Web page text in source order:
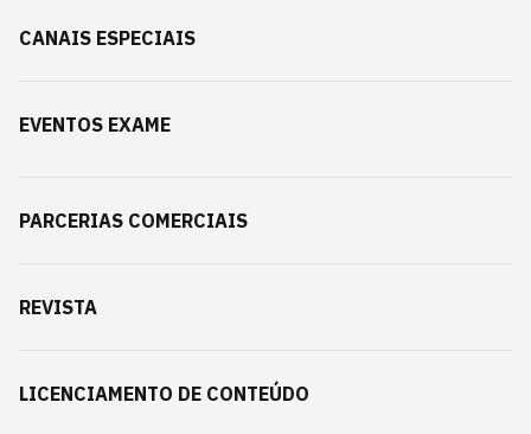
CANAIS ESPECIAIS
EVENTOS EXAME
PARCERIAS COMERCIAIS
REVISTA
LICENCIAMENTO DE CONTEÚDO